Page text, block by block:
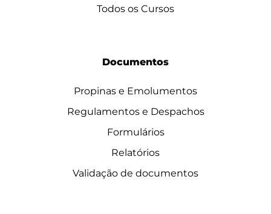
Todos os Cursos
Documentos
Propinas e Emolumentos
Regulamentos e Despachos
Formulários
Relatórios
Validação de documentos